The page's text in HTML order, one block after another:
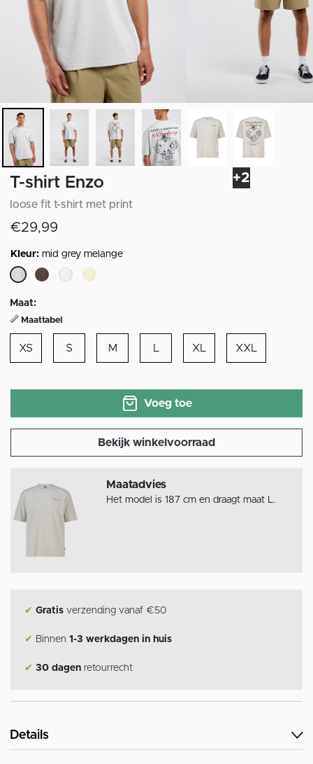
+2
T-shirt Enzo
loose fit t-shirt met print
€29,99
Kleur: mid grey melange
Maat:
Maattabel
XS S M L XL XXL
Voeg toe
Bekijk winkelvoorraad
Maatadvies
Het model is 187 cm en draagt maat L.
✔ Gratis verzending vanaf €50
✔ Binnen 1-3 werkdagen in huis
✔ 30 dagen retourrecht
Details